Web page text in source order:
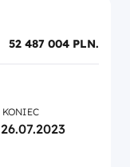
52 487 004 PLN.
KONIEC
26.07.2023